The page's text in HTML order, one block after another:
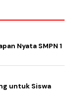
Nyata SMPN 1
untuk Siswa